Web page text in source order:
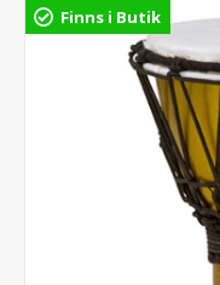
Finns i Butik